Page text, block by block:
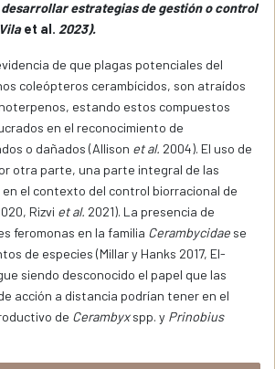
estrategias de gestión o control
et al. 2023).
de que plagas potenciales del
coleópteros cerambícidos, son atraídos
estando estos compuestos
en el reconocimiento de
o dañados (Allison et al. 2004). El uso de
otra parte, una parte integral de las
el contexto del control biorracional de
Rizvi et al. 2021). La presencia de
feromonas en la familia Cerambycidae se
de especies (Millar y Hanks 2017, El-
siendo desconocido el papel que las
acción a distancia podrían tener en el
de Cerambyxspp. y Prinobius